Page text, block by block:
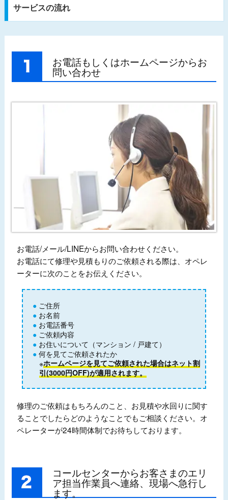
サービスの流れ
お電話もしくはホームページからお
問い合わせ
お電話/メール/LINEからお問い合わせください。
お電話にて修理や見積もりのご依頼される際は、オペレ
ーターに次のことをお伝えください。
ご住所
お名前
お電話番号
ご依頼内容
お住いについて（マンション / 戸建て）
何を見てご依頼されたか
※ホームページを見てご依頼された場合はネット割
引(3000円OFF)が適用されます。
修理のご依頼はもちろんのこと、お見積や水回りに関す
ることでしたらどのようなことでもご相談ください。オ
ペレーターが24時間体制でお待ちしております。
コールセンターからお客さまのエリ
ア担当作業員へ連絡、現場へ急行し
ます。